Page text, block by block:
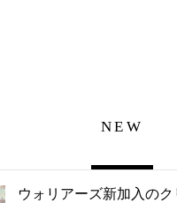
NEW
ウォリアーズ新加入の